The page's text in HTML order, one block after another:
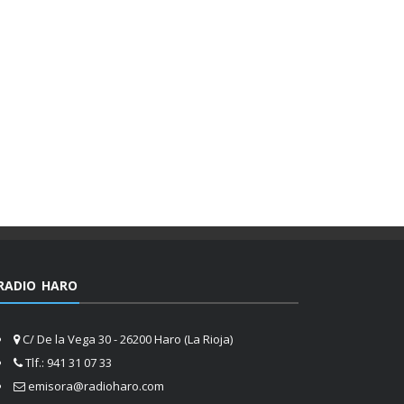
HARO
C/ De la Vega 30 - 26200 Haro (La Rioja)
Tlf.: 941 31 07 33
emisora@radioharo.com